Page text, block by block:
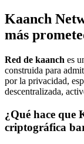
Kaanch
más
Red de kaanch es
construida para
por la privacidad,
descentralizada,
¿Qué hace que
criptográfica